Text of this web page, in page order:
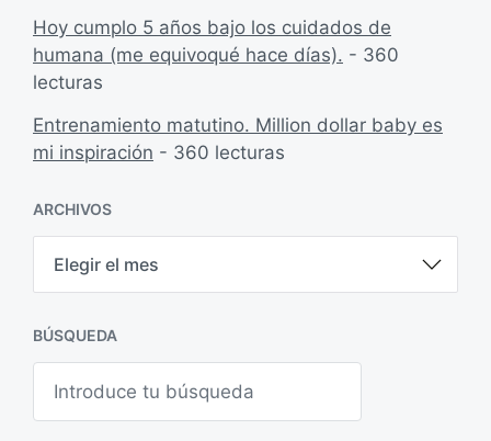
Hoy cumplo 5 años bajo los cuidados de
humana (me equivoqué hace días). - 360
lecturas
Entrenamiento matutino. Million dollar baby es
mi inspiración - 360 lecturas
ARCHIVOS
v
BÚSQUEDA